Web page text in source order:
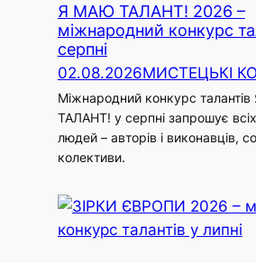
Я МАЮ ТАЛАНТ! 2026 –
міжнародний конкурс
серпні
02.08.2026МИСТЕЦЬКІ
Міжнародний конкурс
ТАЛАНТ! у серпні запрошує
людей – авторів і виконавців,
колективи.